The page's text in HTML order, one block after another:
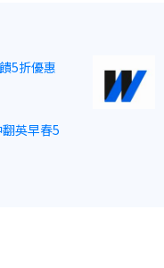
5折優惠
英早春5